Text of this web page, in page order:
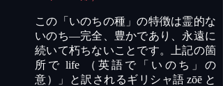
この「いのちの種」の特徴は霊的な
いのち―完全、豊かであり、永遠に
続いて朽ちないことです。上記の箇
所で life
（英語で「いのち」の
意）」と訳されるギリシャ語 zōē と